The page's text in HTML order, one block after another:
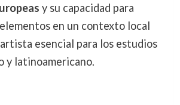
y su capacidad para
en un contexto local
esencial para los estudios
y latinoamericano.